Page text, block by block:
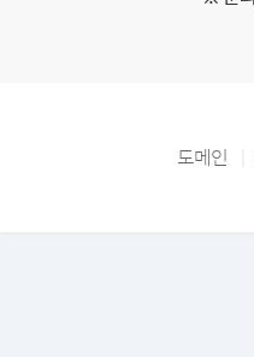
도메인